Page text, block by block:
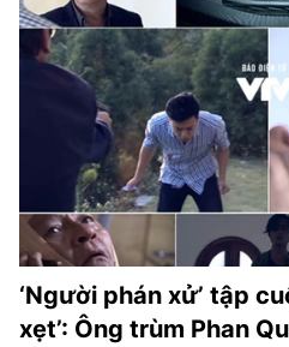
‘Người phán xử’ tập
xẹt’: Ông trùm Phan